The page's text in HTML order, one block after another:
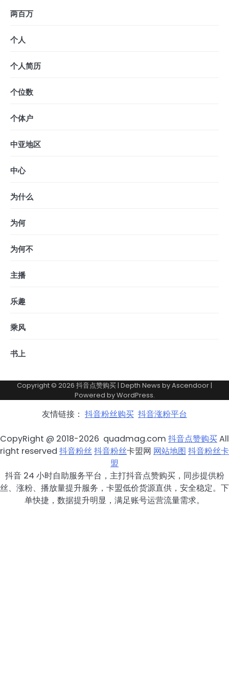
两百万
个人
个人简历
个位数
个体户
中亚地区
中心
为什么
为何
为何不
主播
乐趣
乘风
书上
Copyright © 2026 抖音点赞购买| Depth News byAscendoor|
Powered byWordPress.
友情链接： 抖音粉丝购买 抖音涨粉平台
CopyRight @ 2018-2026 quadmag.com 抖音点赞购买All
right reserved 抖音粉丝抖音粉丝卡盟网 网站地图 抖音粉丝卡
盟
抖音 24 小时自助服务平台，主打抖音点赞购买，同步提供粉
丝、涨粉、播放量提升服务，卡盟低价货源直供，安全稳定。下
单快捷，数据提升明显，满足账号运营流量需求。